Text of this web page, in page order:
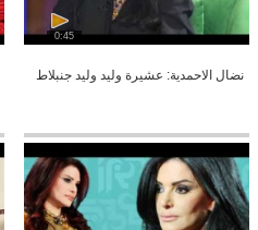
0:45
نضال الاحمدية: عشيرة وليد وليد جنبلاط